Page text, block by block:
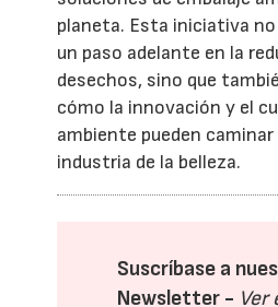
planeta. Esta iniciativa
un paso adelante en la
desechos, sino que
cómo la innovación y el
ambiente pueden caminar
industria de la belleza.
Suscríbase a
Newsletter - Ver